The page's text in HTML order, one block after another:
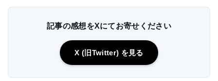
記事の感想をXにてお寄せください
X (旧Twitter) を見る